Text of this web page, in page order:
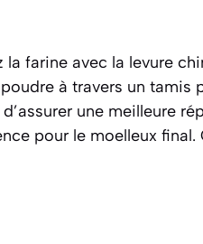
farine avec la levure
à travers un tamis
une meilleure
pour le moelleux